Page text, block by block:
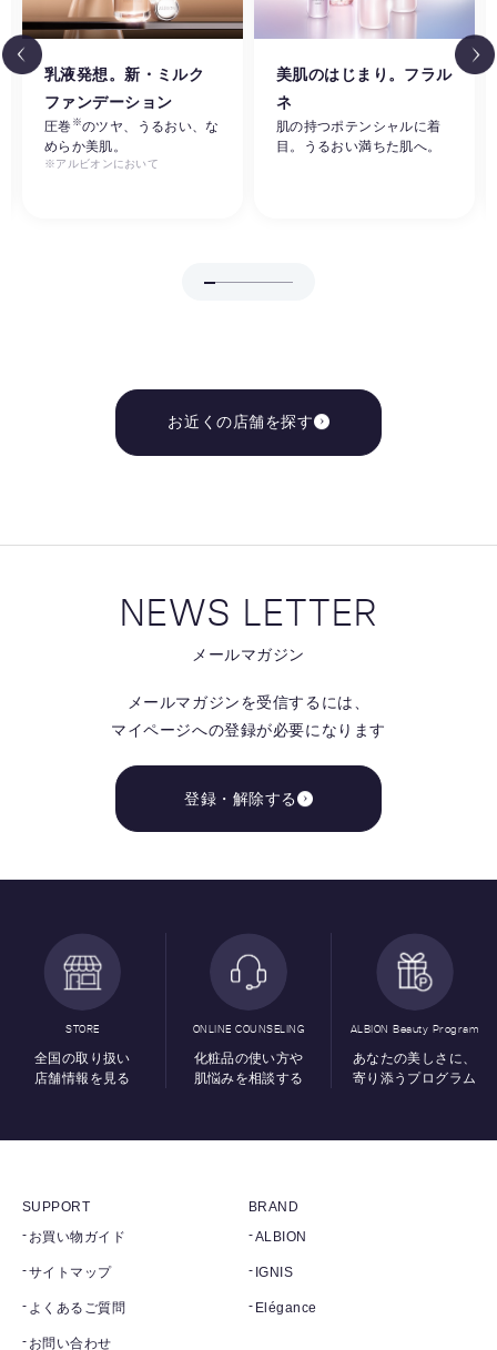
乳液発想。新・ミルク
ファンデーション
圧巻 ※のツヤ、うるおい、な
めらか美肌。
※アルビオンにおいて
美肌のはじまり。フラル
ネ
肌の持つポテンシャルに着
目。うるおい満ちた肌へ。
お近くの店舗を探す
NEWS LETTER
メールマガジン
メールマガジンを受信するには、
マイページへの登録が必要になります
登録・解除する
STORE
全国の取り扱い
店舗情報を見る
ONLINE COUNSELING
化粧品の使い方や
肌悩みを相談する
ALBION Beauty Program
あなたの美しさに、
寄り添うプログラム
SUPPORT
お買い物ガイド
サイトマップ
よくあるご質問
お問い合わせ
BRAND
ALBION
IGNIS
Elégance